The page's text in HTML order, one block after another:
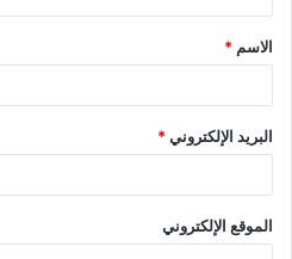
ق
*
الاسم *
البريد الإلكتروني*
الموقع الإلكتروني